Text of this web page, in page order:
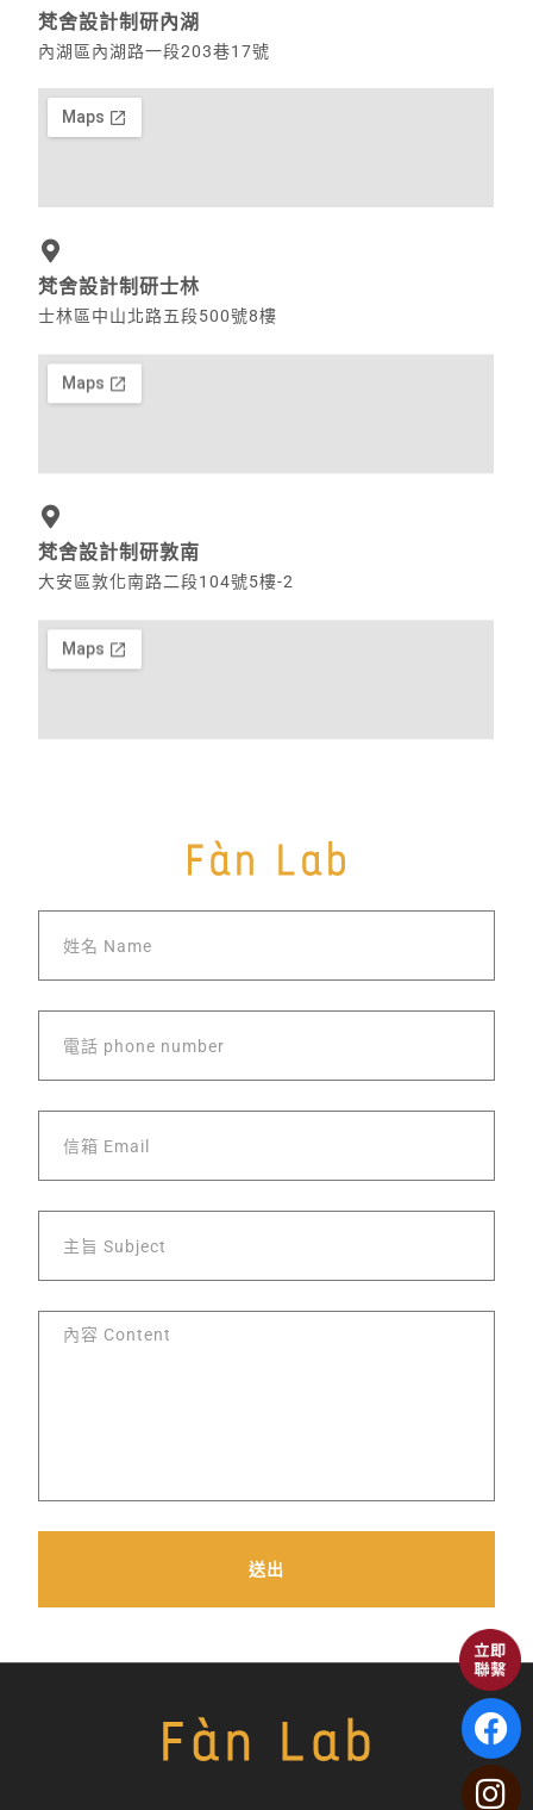
梵舍設計制研內湖
內湖區內湖路一段203巷17號
梵舍設計制研士林
士林區中山北路五段500號8樓
梵舍設計制研敦南
大安區敦化南路二段104號5樓-2
送出